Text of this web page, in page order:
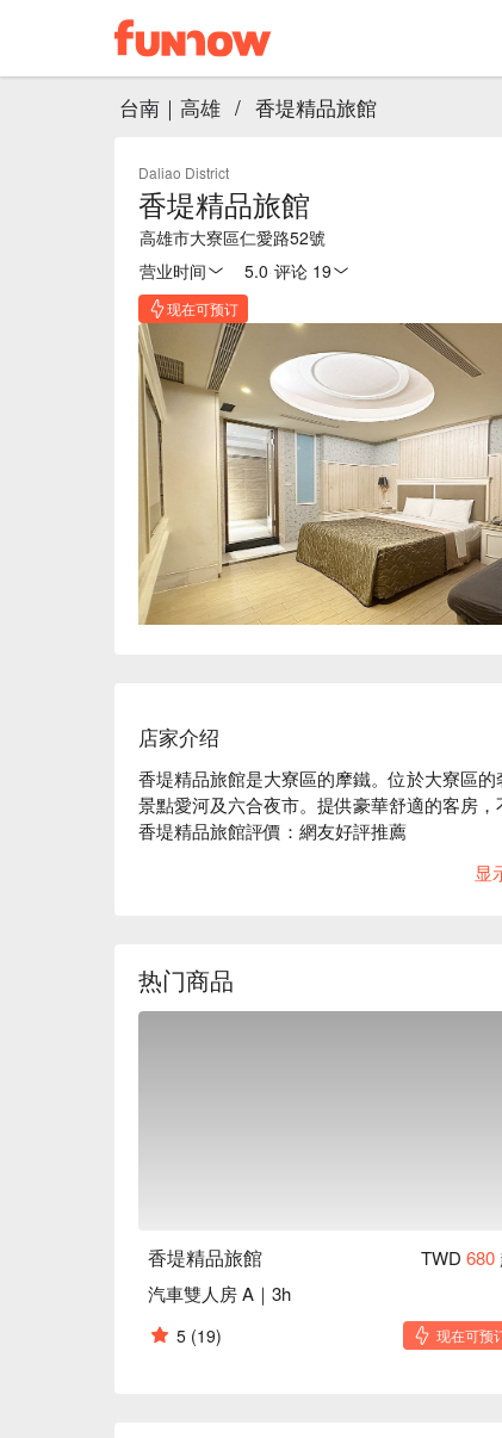
台南｜高雄 / 香堤精品旅館
Daliao District
香堤精品旅館
高雄市大寮區仁愛路52號
营业时间
5.0 评论 19
现在可预订
店家介绍
香堤精品旅館是大寮區的摩鐵。位於大寮區
景點愛河及六合夜市。提供豪華舒適的客房
香堤精品旅館評價：網友好評推薦
显
热门商品
香堤精品旅館 TWD 680
汽車雙人房 A｜3h
5 (19) 现在可预